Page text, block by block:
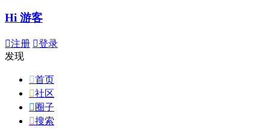
Hi 游客
注册 登录
发现
首页
社区
 圈子
搜索